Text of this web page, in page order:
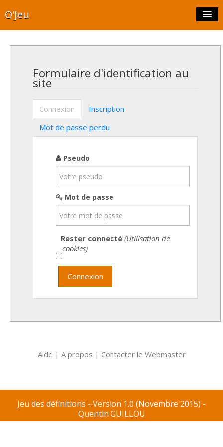
O'Jeu
Jeu des symboles
Jeu des définitions
Formulaire d'identification au
site
Connexion
Inscription
Mot de passe perdu
Pseudo
Mot de passe
Rester connecté (Utilisation de
cookies)
Connexion
Aide | A propos | Contacter le Webmaster
Jeu des définitions - Version 1.0 (Novembre 2015) -
Quentin GUILLOU